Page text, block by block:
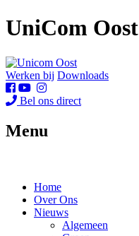
UniCom Oost
Werken bij Downloads
Bel ons direct
Menu
Home
Over Ons
Nieuws
Algemeen